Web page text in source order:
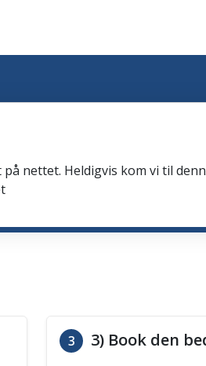
nettet. Heldigvis kom vi til
3 3) Book den